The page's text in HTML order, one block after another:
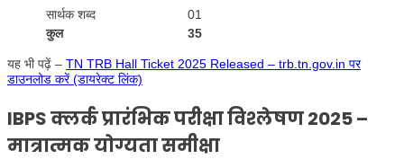
सार्थक शब्द
01
कुल
35
यह भी पढ़ें – TN TRB Hall Ticket 2025 Released – trb.tn.gov.in पर
डाउनलोड करें (डायरेक्ट लिंक)
IBPS क्लर्क प्रारंभिक परीक्षा विश्लेषण 2025 –
मात्रात्मक योग्यता समीक्षा